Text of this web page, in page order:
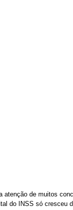
de muitos
do INSS só cresceu